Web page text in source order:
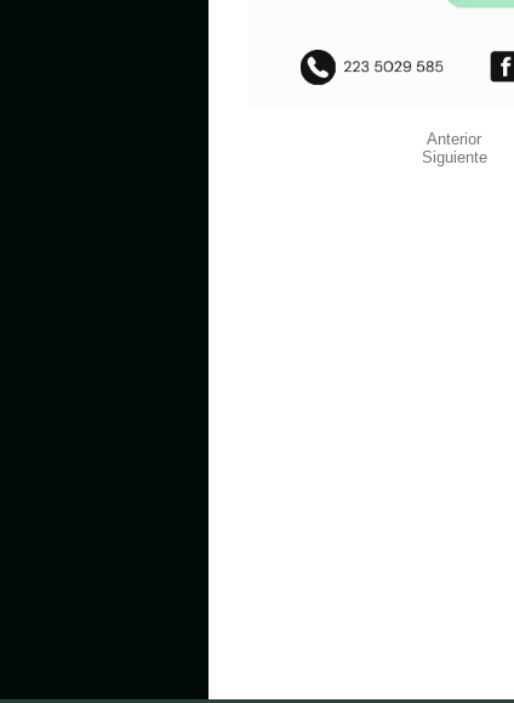
Anterior
Siguiente